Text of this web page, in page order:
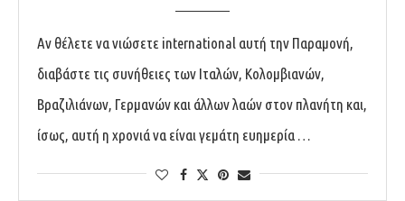
Αν θέλετε να νιώσετε international αυτή την Παραμονή,
διαβάστε τις συνήθειες των Ιταλών, Κολομβιανών,
Βραζιλιάνων, Γερμανών και άλλων λαών στον πλανήτη και,
ίσως, αυτή η χρονιά να είναι γεμάτη ευημερία …